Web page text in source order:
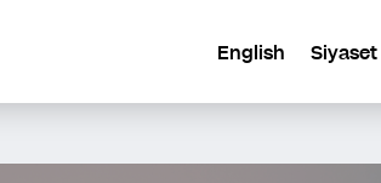
English Siyaset